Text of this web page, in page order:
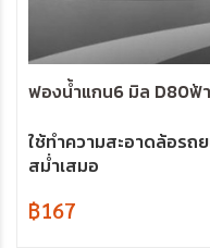
ฟองน้ำแกน6 มิล D80ฟ้า
ใช้ทำความสะอาดล้อรถ
สม่ำเสมอ
฿167